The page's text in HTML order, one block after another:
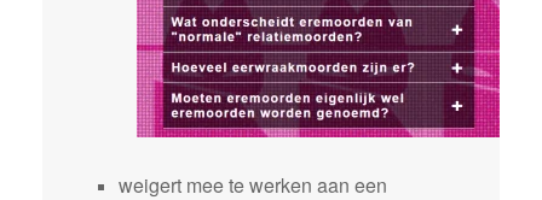
weigert mee te werken aan een